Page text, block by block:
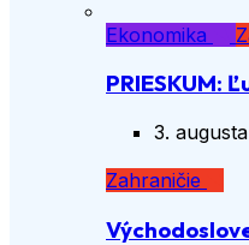
Ekonomika
PRIESKUM:
3.
Zahraničie